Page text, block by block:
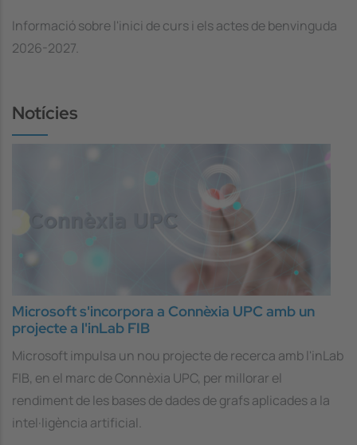
Informació sobre l'inici de curs i els actes de benvinguda
2026-2027.
Notícies
Microsoft s'incorpora a Connèxia UPC amb un
projecte a l'inLab FIB
Microsoft impulsa un nou projecte de recerca amb l'inLab
FIB, en el marc de Connèxia UPC, per millorar el
rendiment de les bases de dades de grafs aplicades a la
intel·ligència artificial.